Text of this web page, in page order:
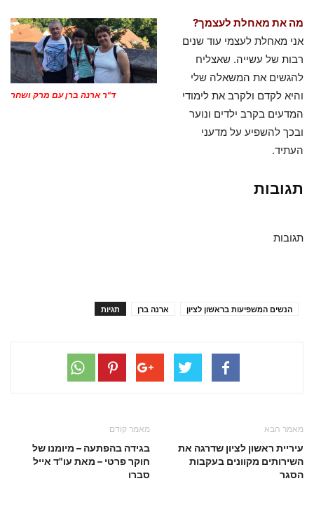
ד"ר ארנה ברן עם מרק ושחר
מה את מאחלת לעצמך?
אני מאחלת לעצמי עוד שנים
רבות של עשייה. שאצליח
להגשים את המשאלה שלי
והיא לקדם ולקרב את לימודי
המדעים בקרב ילדים ונוער
ובכך להשפיע על מדעני
העתיד.
תגובות
תגובות
תגיות ארנה ברן הנשים המשפיעות בראשון לציון
מאמר קודם
בגידה בהפתעה – מיומנו של
חוקר פרטי – מאת עו"ד אייל
סברו
מאמר הבא
עיריית ראשון לציון שדרגה את
השירותים מקוונים בעקבות
הסגר